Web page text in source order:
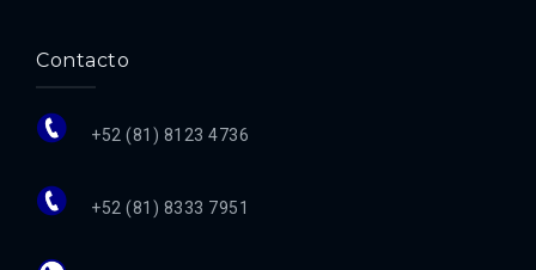
Contacto
+52 (81) 8123 4736
+52 (81) 8333 7951